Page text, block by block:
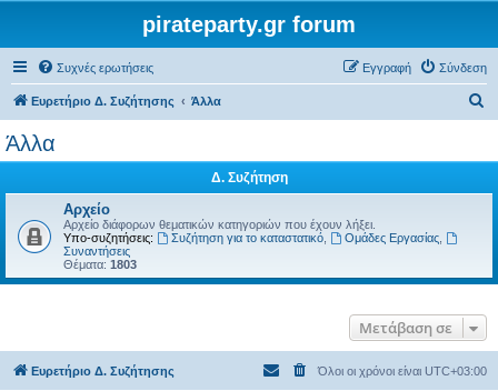
pirateparty.gr forum
Συχνές ερωτήσεις Σύνδεση
Εγγραφή
Ευρετήριο Δ. Συζήτησης Άλλα
σ
Άλλα
Δ. Συζήτηση
Αρχείο
Αρχείο διάφορων θεματικών κατηγοριών που έχουν λήξει.
Υπο-συζητήσεις:
Συζήτηση για το καταστατικό, Ομάδες Εργασίας,
Συναντήσεις
Θέματα: 1803
Μετάβαση σε
Ευρετήριο Δ. Συζήτησης Όλοι οι χρόνοι είναι UTC+03:00